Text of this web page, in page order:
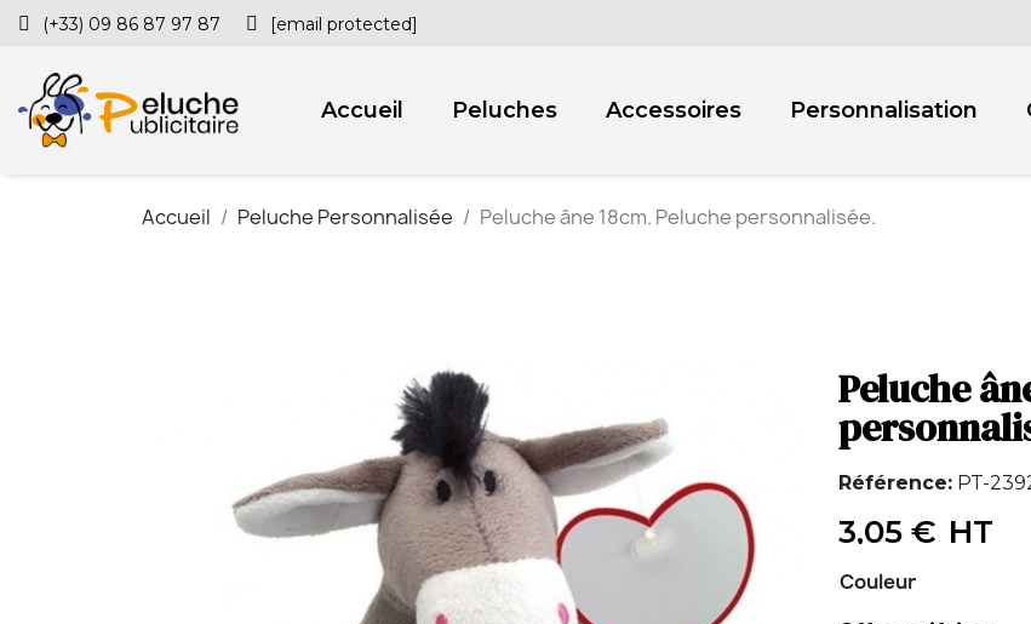
(+33) 09 86 87 97 87 [email protected]
Accueil Peluches Accessoires Personnalisation
Accueil Peluche Personnalisée Peluche âne 18cm. Peluche personnalisée.
Peluche
Référence PT-
3,05 € HT
Couleur